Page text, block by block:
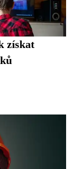
získat